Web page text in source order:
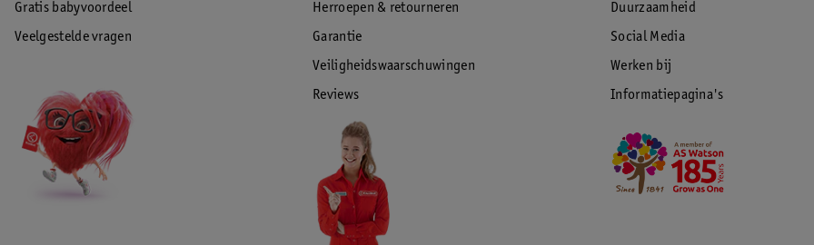
Gratis babyvoordeel
Veelgestelde vragen
Herroepen & retourneren
Garantie
Veiligheidswaarschuwingen
Reviews
Duurzaamheid
Social Media
Werken bij
Informatiepagina's